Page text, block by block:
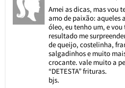
Amei as dicas, mas vou
amo de paixão: aqueles
óleo, eu tenho um, e
resultado me
de queijo, costelinha,
salgadinhos e muito
crocante. vale muito a
“DETESTA” frituras.
bjs.